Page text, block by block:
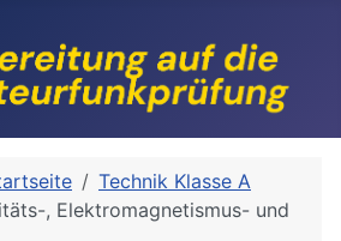
Technik Klasse A
, Elektromagnetismus- und